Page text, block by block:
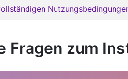
Fragen zum